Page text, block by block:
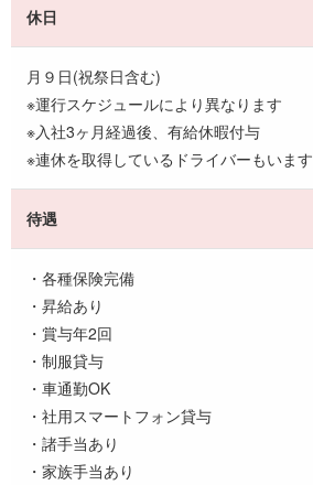
休日
月９日(祝祭日含む)
※運行スケジュールにより異なります
※入社3ヶ月経過後、有給休暇付与
※連休を取得しているドライバーもいます
待遇
・各種保険完備
・昇給あり
・賞与年2回
・制服貸与
・車通勤OK
・社用スマートフォン貸与
・諸手当あり
・家族手当あり